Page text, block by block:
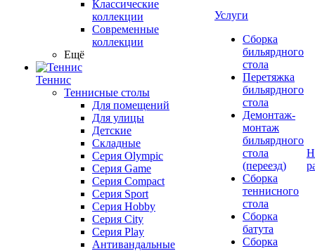
Классические
коллекции
Современные
коллекции
Ещё
Теннис
Теннисные столы
Для помещений
Для улицы
Детские
Складные
Серия Olympic
Серия Game
Серия Compact
Серия Sport
Серия Hobby
Серия City
Серия Play
Антивандальные
Услуги
Сборка
бильярдного
стола
Перетяжка
бильярдного
стола
Демонтаж-
монтаж
бильярдного
стола
(переезд)
Сборка
теннисного
стола
Сборка
батута
Сборка